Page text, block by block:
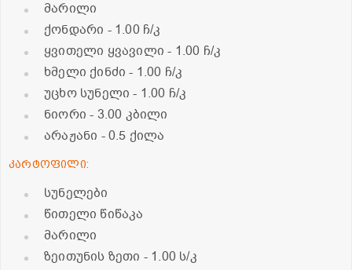
მარილი
ქონდარი - 1.00 ჩ/კ
ყვითელი ყვავილი- 1.00 ჩ/კ
ხმელი ქინძი- 1.00 ჩ/კ
უცხო სუნელი- 1.00 ჩ/კ
ნიორი- 3.00 კბილი
არაჟანი - 0.5 ქილა
კარტოფილი:
სუნელები
წითელი წიწაკა
მარილი
ზეითუნის ზეთი - 1.00 ს/კ